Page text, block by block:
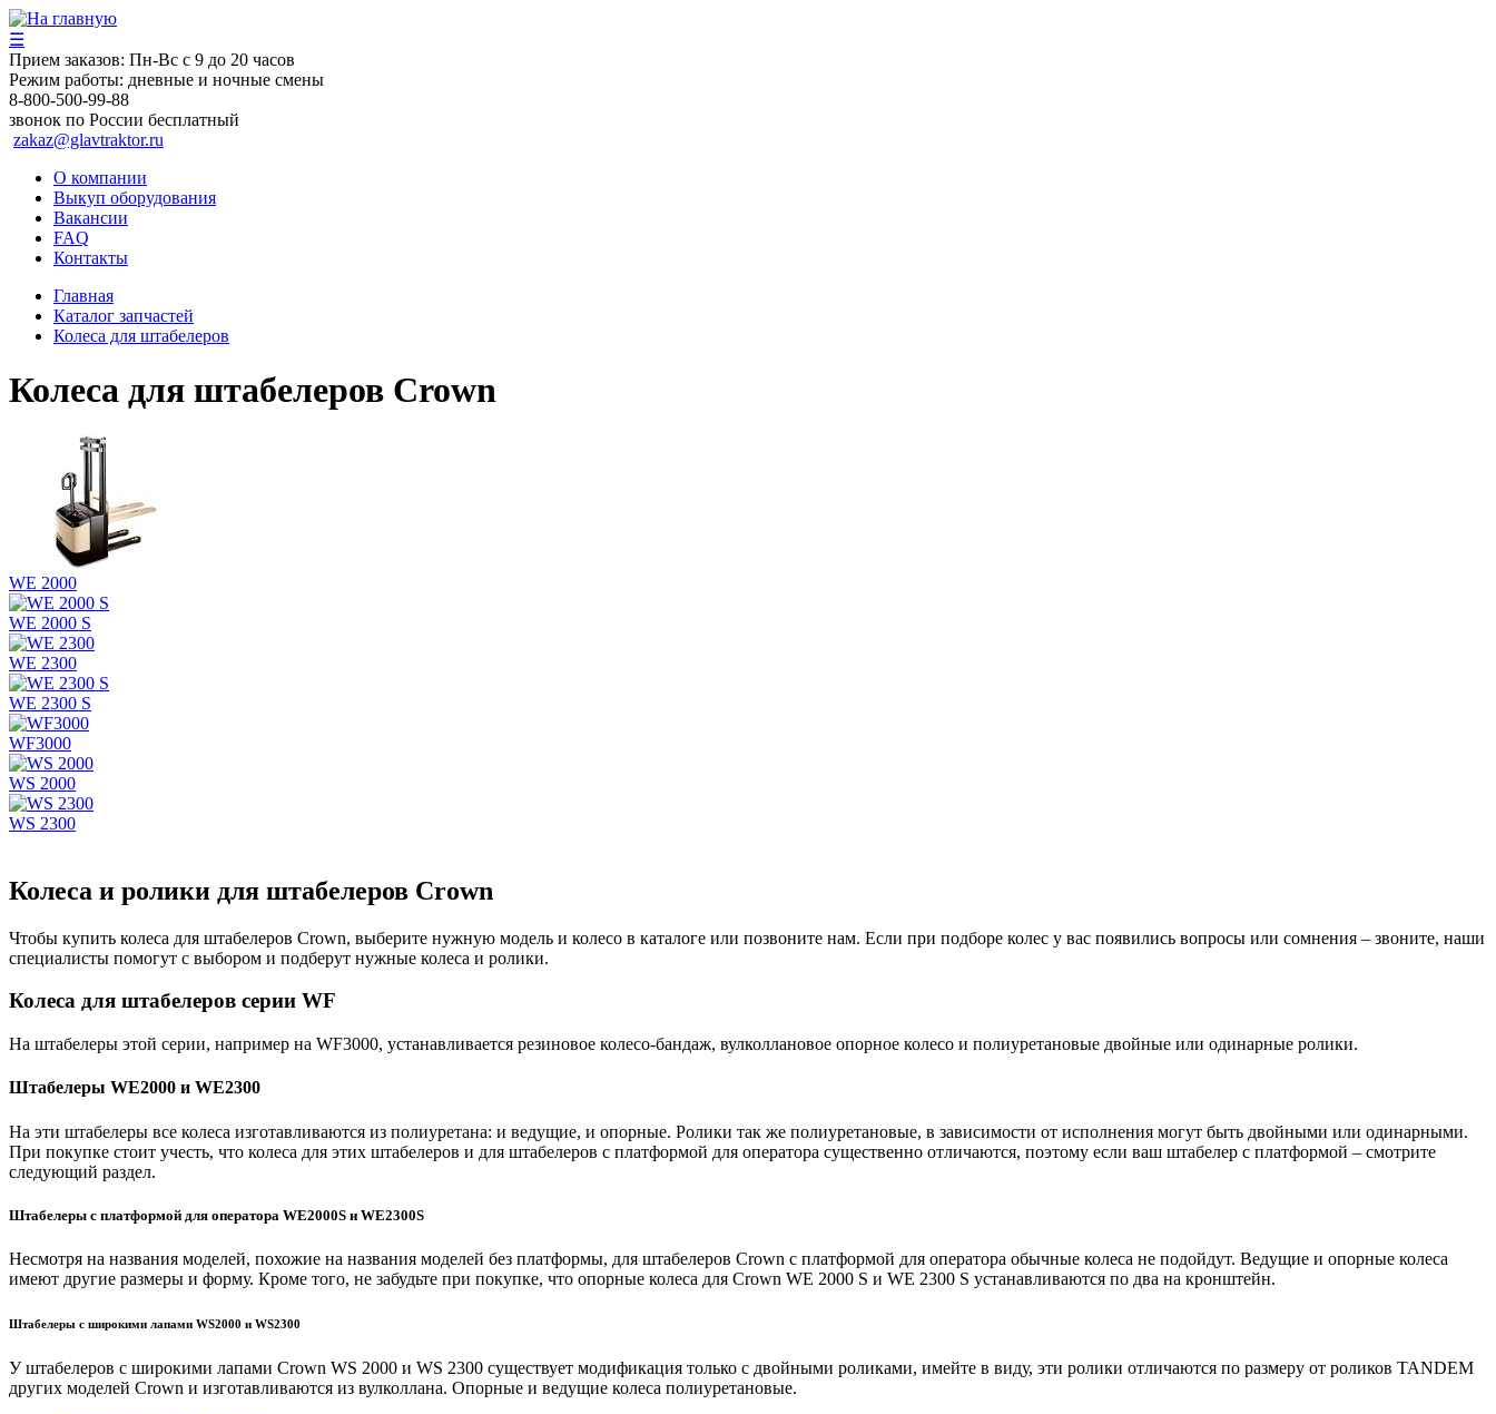
☰
Прием заказов: Пн-Вс с 9 до 20 часов
Режим работы: дневные и ночные смены
8-800-500-99-88
звонок по России бесплатный
zakaz@glavtraktor.ru
О компании
Выкуп оборудования
Вакансии
FAQ
Контакты
Главная
Каталог запчастей
Колеса для штабелеров
Колеса для штабелеров Crown
WE 2000
WE 2000 S
WE 2300
WE 2300 S
WF3000
WS 2000
WS 2300
Колеса и ролики для штабелеров Crown
Чтобы купить колеса для штабелеров Crown, выберите нужную модель и колесо в каталоге или позвоните нам. Если при подборе колес у вас появились вопросы или сомнения – звоните, наши
специалисты помогут с выбором и подберут нужные колеса и ролики.
Колеса для штабелеров серии WF
На штабелеры этой серии, например на WF3000, устанавливается резиновое колесо-бандаж, вулколлановое опорное колесо и полиуретановые двойные или одинарные ролики.
Штабелеры WE2000 и WE2300
На эти штабелеры все колеса изготавливаются из полиуретана: и ведущие, и опорные. Ролики так же полиуретановые, в зависимости от исполнения могут быть двойными или одинарными.
При покупке стоит учесть, что колеса для этих штабелеров и для штабелеров с платформой для оператора существенно отличаются, поэтому если ваш штабелер с платформой – смотрите
следующий раздел.
Штабелеры с платформой для оператора WE2000S и WE2300S
Несмотря на названия моделей, похожие на названия моделей без платформы, для штабелеров Crown с платформой для оператора обычные колеса не подойдут. Ведущие и опорные колеса
имеют другие размеры и форму. Кроме того, не забудьте при покупке, что опорные колеса для Crown WE 2000 S и WE 2300 S устанавливаются по два на кронштейн.
Штабелеры с широкими лапами WS2000 и WS2300
У штабелеров с широкими лапами Crown WS 2000 и WS 2300 существует модификация только с двойными роликами, имейте в виду, эти ролики отличаются по размеру от роликов TANDEM
других моделей Crown и изготавливаются из вулколлана. Опорные и ведущие колеса полиуретановые.